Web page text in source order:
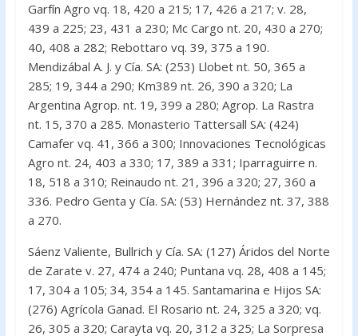
Garfín Agro vq. 18, 420 a 215; 17, 426 a 217; v. 28,
439 a 225; 23, 431 a 230; Mc Cargo nt. 20, 430 a 270;
40, 408 a 282; Rebottaro vq. 39, 375 a 190.
Mendizábal A. J. y Cía. SA: (253) Llobet nt. 50, 365 a
285; 19, 344 a 290; Km389 nt. 26, 390 a 320; La
Argentina Agrop. nt. 19, 399 a 280; Agrop. La Rastra
nt. 15, 370 a 285. Monasterio Tattersall SA: (424)
Camafer vq. 41, 366 a 300; Innovaciones Tecnológicas
Agro nt. 24, 403 a 330; 17, 389 a 331; Iparraguirre n.
18, 518 a 310; Reinaudo nt. 21, 396 a 320; 27, 360 a
336. Pedro Genta y Cía. SA: (53) Hernández nt. 37, 388
a 270.
Sáenz Valiente, Bullrich y Cía. SA: (127) Áridos del Norte
de Zarate v. 27, 474 a 240; Puntana vq. 28, 408 a 145;
17, 304 a 105; 34, 354 a 145. Santamarina e Hijos SA:
(276) Agrícola Ganad. El Rosario nt. 24, 325 a 320; vq.
26, 305 a 320; Carayta vq. 20, 312 a 325; La Sorpresa